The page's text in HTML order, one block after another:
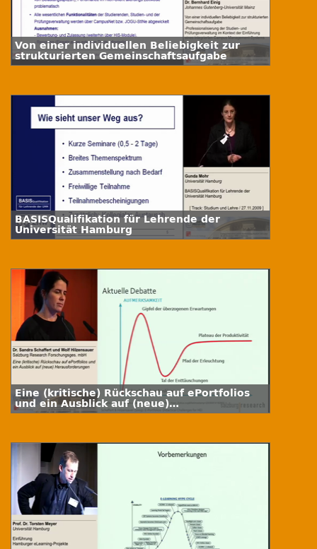
Von einer individuellen Beliebigkeit zur
strukturierten Gemeinschaftsaufgabe
BASISQualifikation für Lehrende der
Universität Hamburg
Eine (kritische) Rückschau auf ePortfolios
und ein Ausblick auf (neue)
Herausforderungen